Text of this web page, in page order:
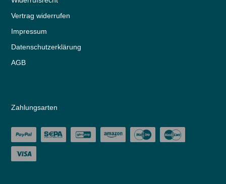
Vertrag widerrufen
Impressum
Daten­schutz­erklärung
AGB
Zahlungsarten